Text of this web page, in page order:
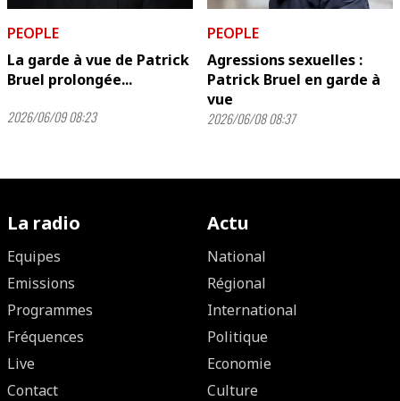
PEOPLE
La garde à vue de Patrick
Bruel prolongée...
2026/06/09 08:23
PEOPLE
Agressions sexuelles :
Patrick Bruel en garde à
vue
2026/06/08 08:37
La radio
Equipes
Emissions
Programmes
Fréquences
Live
Contact
Actu
National
Régional
International
Politique
Economie
Culture